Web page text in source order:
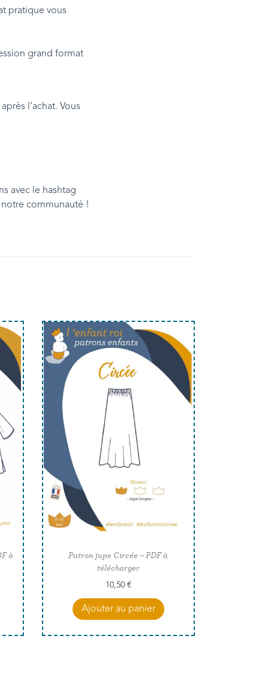
pratique vous
grand format
l’achat. Vous
avec le hashtag
communauté !
à
Patron jupe Circée – PDF à
télécharger
10,50 €
Ajouter au panier